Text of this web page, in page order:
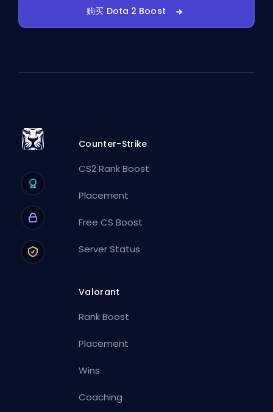
购买 Dota 2 Boost
Counter-Strike
CS2 Rank Boost
Placement
Free CS Boost
Server Status
Valorant
Rank Boost
Placement
Wins
Coaching